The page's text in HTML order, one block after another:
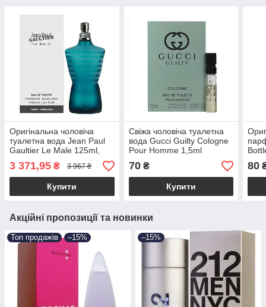
Оригінальна чоловіча
туалетна вода Jean Paul
Gaultier Le Male 125ml,
аромат
3 371,95 ₴ 3 967 ₴
Купити
Свіжа чоловіча туалетна
вода Gucci Guilty Cologne
Pour Homme 1,5ml
деревно-пряний аромат
70₴
Купити
80
Акційні пропозиції та новинки
Топ продажів –15% –15%